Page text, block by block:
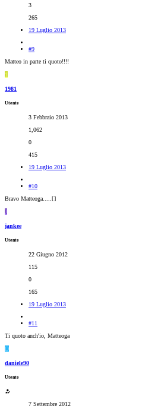
3
265
19 Luglio 2013
#9
Matteo in parte ti quoto!!!!
1
1981
Utente
3 Febbraio 2013
1,062
0
415
19 Luglio 2013
#10
Bravo Matteoga.....[]
J
jankee
Utente
22 Giugno 2012
115
0
165
19 Luglio 2013
#11
Ti quoto anch'io, Matteoga
D
daniele90
Utente
7 Settembre 2012